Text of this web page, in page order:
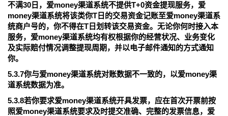
不满30日，爱money渠道系统不提供T+0资金提现服务，爱
money渠道系统将该类你T日的交易资金记账至爱money渠道系
统商户号的，你不得在T日划转该交易资金。无论你何时接入本
服务，爱money渠道系统均有权根据你的经营状况、业务变化
及实际赔付情况调整提现周期，并以电子邮件通知的方式通知
你。
5.3.7你与爱money渠道系统对账数据不一致的，以爱money渠
道系统数据为准。
5.3.8若你要求爱money渠道系统开具发票，应在首次开票前按
照爱money渠道系统要求及时提交准确、完整的发票信息，爱